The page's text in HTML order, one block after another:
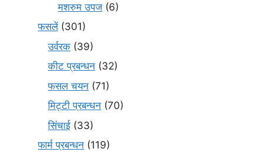
मशरुम उपज (6)
फसलें(301)
उर्वरक (39)
कीट प्रबन्धन (32)
फसल चयन (71)
मि‌ट्टी प्रबन्धन (70)
सिंचाई (33)
फार्म प्रबन्धन (119)